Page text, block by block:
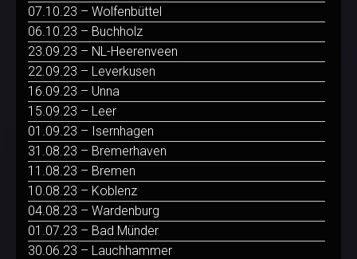
07.10.23 – Wolfenbüttel
06.10.23 – Buchholz
23.09.23 – NL-Heerenveen
22.09.23 – Leverkusen
16.09.23 – Unna
15.09.23 – Leer
01.09.23 – Isernhagen
31.08.23 – Bremerhaven
11.08.23 – Bremen
10.08.23 – Koblenz
04.08.23 – Wardenburg
01.07.23 – Bad Münder
30.06.23 – Lauchhammer